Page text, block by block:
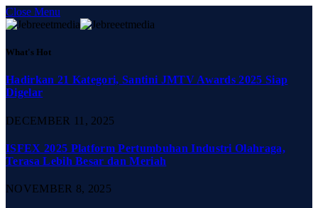
Close Menu
What's Hot
Hadirkan 21 Kategori, Santini JMTV Awards 2025 Siap
Digelar
DECEMBER 11, 2025
ISFEX 2025 Platform Pertumbuhan Industri Olahraga,
Terasa Lebih Besar dan Meriah
NOVEMBER 8, 2025